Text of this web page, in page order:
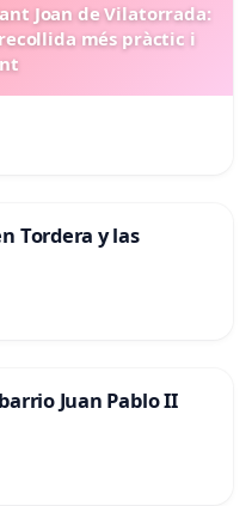
Joan de Vilatorrada:
més pràctic i
Tordera y las
Juan Pablo II